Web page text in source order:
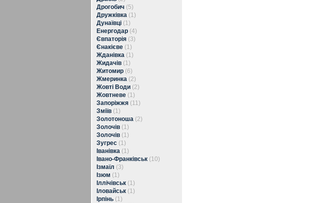
Дрогобич (5)
Дружківка (1)
Дунаївці (1)
Енергодар (4)
Євпаторія (3)
Єнакієве (1)
Жданівка (1)
Жидачів (1)
Житомир (6)
Жмеринка (2)
Жовті Води (2)
Жовтневе (1)
Запоріжжя (11)
Зміїв (1)
Золотоноша (2)
Золочів (1)
Золочів (1)
Зугрес (1)
Іванівка (1)
Івано-Франківськ (10)
Ізмаїл (3)
Ізюм (1)
Іллічівськ (1)
Іловайськ (1)
Ірпінь (1)